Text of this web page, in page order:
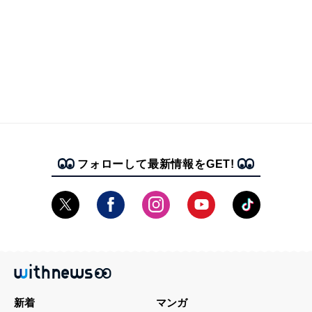
フォローして最新情報をGET!
新着 マンガ